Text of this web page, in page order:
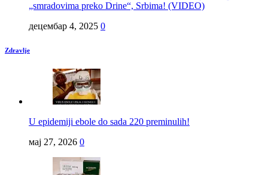
„smradovima preko Drine“, Srbima! (VIDEO)
децембар 4, 2025 0
Zdravlje
U epidemiji ebole do sada 220 preminulih!
мај 27, 2026 0